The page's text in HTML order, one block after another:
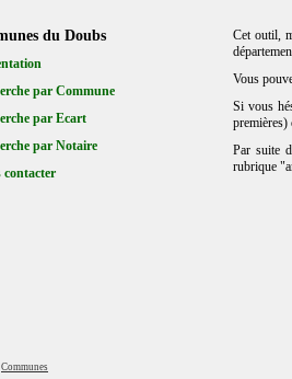
du Doubs
par Commune
par Ecart
par Notaire
contacter
Cet outil,
Vous
Si vous
premières)
Par suite
rubrique
Communes